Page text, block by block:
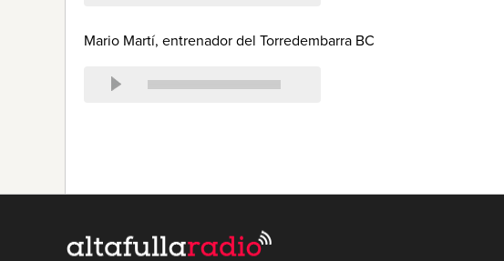
Mario Martí, entrenador del Torredembarra BC